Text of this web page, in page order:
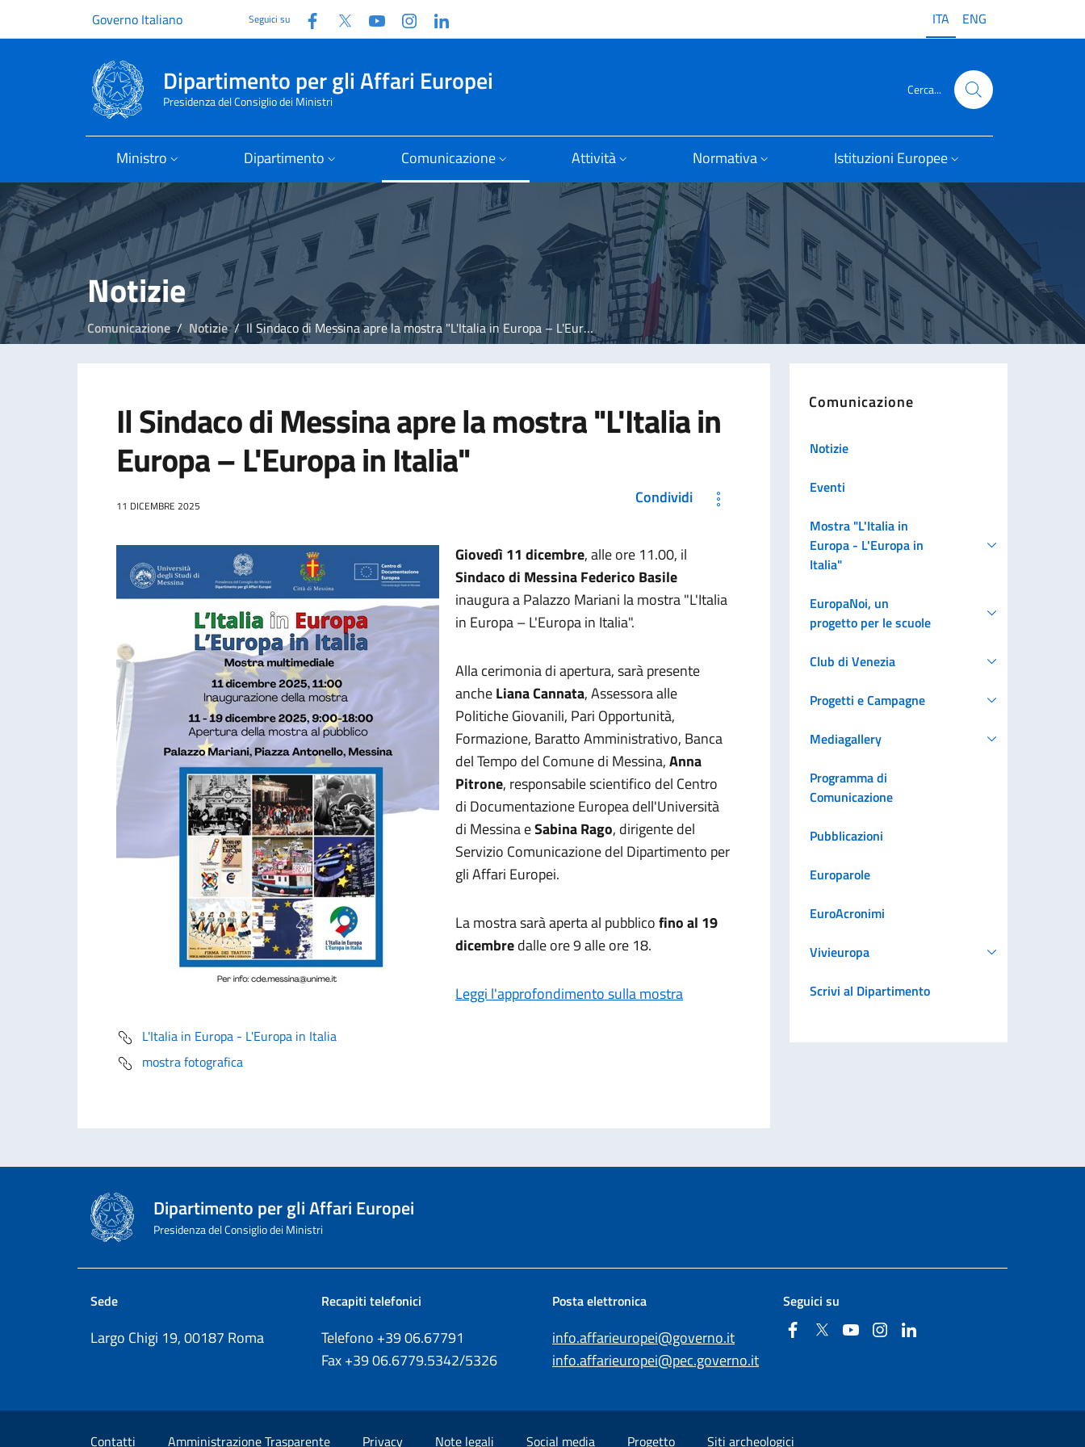
Governo Italiano Seguici su Facebook
Twitter YouTubeInstagram ITA ENG
Dipartimento per gli Affari Europei
Presidenza del Consiglio dei Ministri
Cerca...
Ministro Dipartimento Comunicazione Attività Normativa Istituzioni Europee
Notizie
Comunicazione Notizie Il Sindaco di Messina apre la mostra "L'Italia in Europa – L'Europa in Italia"
Il Sindaco di Messina apre la mostra "L'Italia in
Europa – L'Europa in Italia"
11 DICEMBRE 2025 Condividi
Giovedì 11 dicembre, alle ore 11.00, il
Sindaco di Messina Federico Basile
inaugura a Palazzo Mariani lamostra "L'Italia
in Europa – L'Europa in Italia".
Alla cerimonia di apertura, sarà presente
ancheLiana Cannata, Assessora alle
Politiche Giovanili, Pari Opportunità,
Formazione, Baratto Amministrativo, Banca
del Tempo del Comune di Messina,Anna
Pitrone, responsabile scientifico del Centro
di Documentazione Europea dell'Università
di Messina eSabina Rago, dirigente del
Servizio Comunicazione del Dipartimento per
gli Affari Europei.
La mostra sarà aperta al pubblicofino al 19
dicembredalle ore 9 alle ore 18.
Leggi l'approfondimento sulla mostra
L'Italia in Europa - L'Europa in Italia
mostra fotografica
Comunicazione
Notizie
Eventi
Mostra "L'Italia in
Europa - L'Europa in
Italia"
EuropaNoi, un
progetto per le scuole
Club di Venezia
Progetti e Campagne
Mediagallery
Programma di
Comunicazione
Pubblicazioni
Europarole
EuroAcronimi
Vivieuropa
Scrivi al Dipartimento
Dipartimento per gli Affari Europei
Presidenza del Consiglio dei Ministri
Sede
Largo Chigi 19, 00187 Roma
Recapiti telefonici
Telefono +3906.67791
Fax+3906.6779.5342/5326
Posta elettronica
info.affarieuropei@governo.it
info.affarieuropei@pec.governo.it
Seguici su
FacebookTwitterYouTubeInstagram
Sezione Link Utili
Contatti Amministrazione Trasparente Privacy Note legali Social media Progetto Siti archeologici